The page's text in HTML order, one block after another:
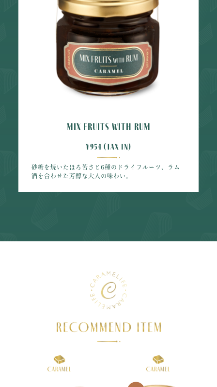
MIX FRUITS WITH RUM
¥954 (tax in)
砂糖を焼いたほろ苦さと6種のドライフルーツ、ラム
酒を合わせた芳醇な大人の味わい。